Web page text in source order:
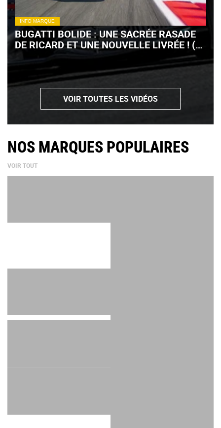
INFO MARQUE
BUGATTI BOLIDE : UNE SACRÉE RASADE
DE RICARD ET UNE NOUVELLE LIVRÉE ! (+
VIDÉO)
VOIR TOUTES LES VIDÉOS
NOS MARQUES POPULAIRES
VOIR TOUT